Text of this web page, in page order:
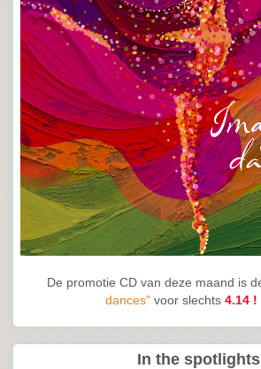
De promotie CD van deze maand is
dances"voor slechts 4.14 !
In the spotlights